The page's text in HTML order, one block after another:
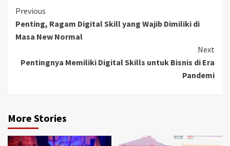
Continue
Reading
Previous
Penting, Ragam Digital Skill yang Wajib Dimiliki di
Masa New Normal
Next
Pentingnya Memiliki Digital Skills untuk Bisnis di Era
Pandemi
More Stories